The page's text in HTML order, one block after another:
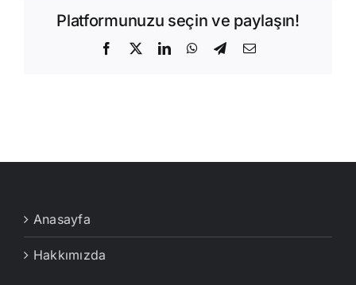
Platformunuzu seçin ve paylaşın!
Facebook
X LinkedInWhatsApp
Telegram
E-
Anasayfa
Hakkımızda